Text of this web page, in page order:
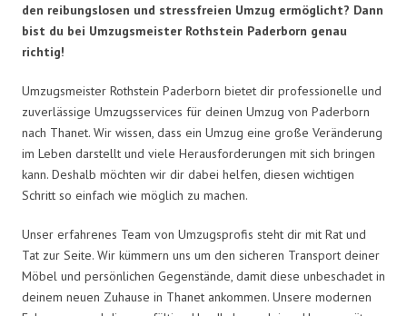
den reibungslosen und stressfreien Umzug ermöglicht? Dann
bist du bei Umzugsmeister Rothstein Paderborn genau
richtig!
Umzugsmeister Rothstein Paderborn bietet dir professionelle und
zuverlässige Umzugsservices für deinen Umzug von Paderborn
nach Thanet. Wir wissen, dass ein Umzug eine große Veränderung
im Leben darstellt und viele Herausforderungen mit sich bringen
kann. Deshalb möchten wir dir dabei helfen, diesen wichtigen
Schritt so einfach wie möglich zu machen.
Unser erfahrenes Team von Umzugsprofis steht dir mit Rat und
Tat zur Seite. Wir kümmern uns um den sicheren Transport deiner
Möbel und persönlichen Gegenstände, damit diese unbeschadet in
deinem neuen Zuhause in Thanet ankommen. Unsere modernen